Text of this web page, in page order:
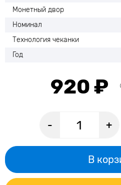
Монетный двор
Номинал
Технология чеканки
Год
920 ₽
- +
В